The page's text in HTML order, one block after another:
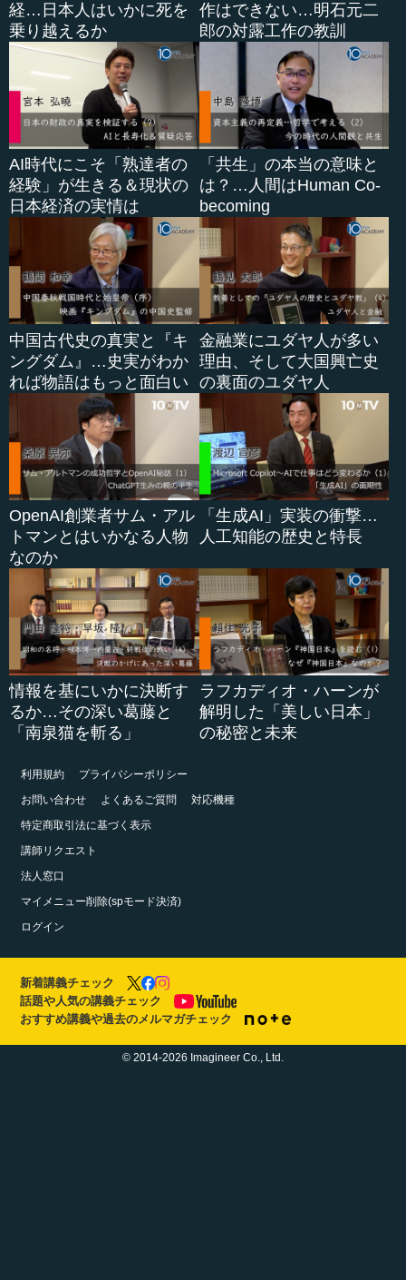
経…日本人はいかに死を
乗り越えるか
作はできない…明石元二
郎の対露工作の教訓
AI時代にこそ「熟達者の
経験」が生きる＆現状の
日本経済の実情は
「共生」の本当の意味と
は？…人間はHuman Co-
becoming
中国古代史の真実と『キ
ングダム』…史実がわか
れば物語はもっと面白い
金融業にユダヤ人が多い
理由、そして大国興亡史
の裏面のユダヤ人
OpenAI創業者サム・アル
トマンとはいかなる人物
なのか
「生成AI」実装の衝撃…
人工知能の歴史と特長
情報を基にいかに決断す
るか…その深い葛藤と
「南泉猫を斬る」
ラフカディオ・ハーンが
解明した「美しい日本」
の秘密と未来
利用規約
プライバシーポリシー
お問い合わせ
よくあるご質問
対応機種
特定商取引法に基づく表示
講師リクエスト
法人窓口
マイメニュー削除(spモード決済)
ログイン
新着講義チェック
話題や人気の講義チェック
おすすめ講義や過去のメルマガチェック
© 2014-2026 Imagineer Co., Ltd.